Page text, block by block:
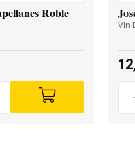
Roble
Vin